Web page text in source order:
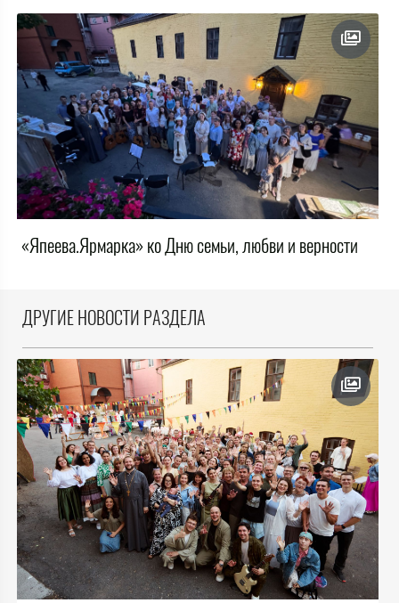
«Япеева.Ярмарка» ко Дню семьи, любви и верности
ДРУГИЕ НОВОСТИ РАЗДЕЛА